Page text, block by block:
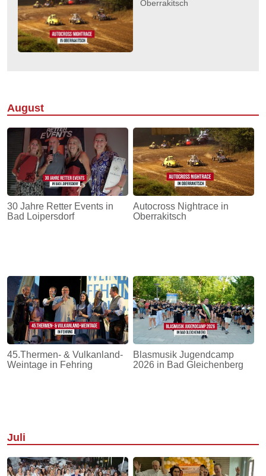
Oberrakitsch
August
30 Jahre Retter Events in
Bad Loipersdorf
Autocross Nightrace in
Oberrakitsch
45.Thermen- & Vulkanland-
Weintage in Fehring
Blasmusik Jugendcamp
2026 in Bad Gleichenberg
Juli